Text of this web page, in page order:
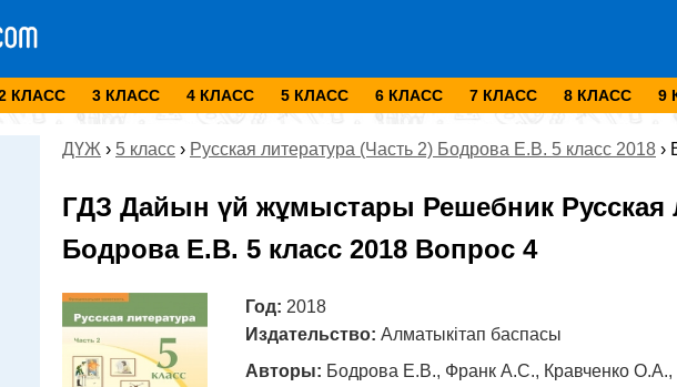
КЛАСС 3 КЛАСС 4 КЛАСС 5 КЛАСС 6 КЛАСС 7 КЛАСС 8 КЛАСС 9
ДҮЖ › 5 класс › Русская литература (Часть 2) Бодрова Е.В. 5 класс 2018 ›
ГДЗ Дайын үй жұмыстары Решебник Русская
Бодрова Е.В. 5 класс 2018 Вопрос 4
Год: 2018
Издательство: Алматыкітап баспасы
Авторы: Бодрова Е.В., Франк А.С., Кравченко